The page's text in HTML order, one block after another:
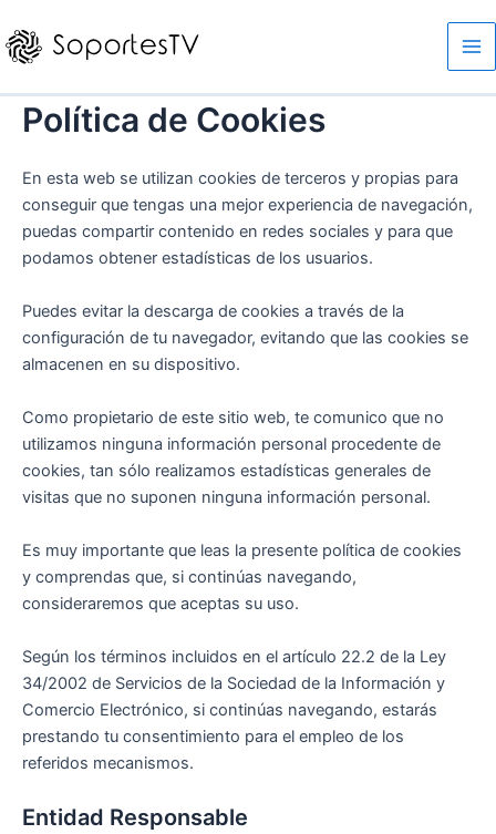
al
contenido
Política de Cookies
En esta web se utilizan cookies de terceros y propias para
conseguir que tengas una mejor experiencia de navegación,
puedas compartir contenido en redes sociales y para que
podamos obtener estadísticas de los usuarios.
Puedes evitar la descarga de cookies a través de la
configuración de tu navegador, evitando que las cookies se
almacenen en su dispositivo.
Como propietario de este sitio web, te comunico que no
utilizamos ninguna información personal procedente de
cookies, tan sólo realizamos estadísticas generales de
visitas que no suponen ninguna información personal.
Es muy importante que leas la presente política de cookies
y comprendas que, si continúas navegando,
consideraremos que aceptas su uso.
Según los términos incluidos en el artículo 22.2 de la Ley
34/2002 de Servicios de la Sociedad de la Información y
Comercio Electrónico, si continúas navegando, estarás
prestando tu consentimiento para el empleo de los
referidos mecanismos.
Entidad Responsable